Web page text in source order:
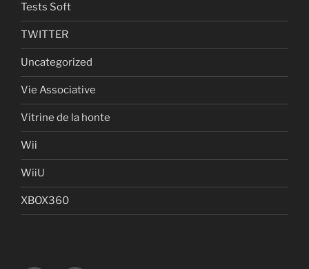
Tests Soft
TWITTER
Uncategorized
Vie Associative
Vitrine de la honte
Wii
WiiU
XBOX360